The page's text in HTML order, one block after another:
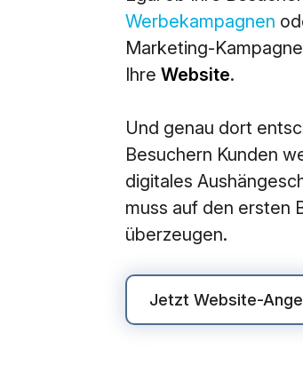
Werbekampagnen
Marketing-
IhreWebsite.
Und genau dort
Besuchern Kunden
digitales
muss auf den ersten
überzeugen.
Jetzt Website-